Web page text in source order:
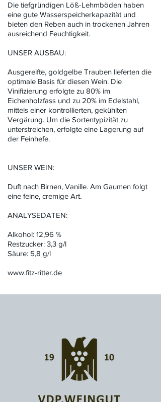
Die tiefgründigen Löß-Lehmböden haben
eine gute Wasserspeicherkapazität und
bieten den Reben auch in trockenen Jahren
ausreichend Feuchtigkeit.
UNSER AUSBAU:
Ausgereifte, goldgelbe Trauben lieferten die
optimale Basis für diesen Wein. Die
Vinifizierung erfolgte zu 80% im
Eichenholzfass und zu 20% im Edelstahl,
mittels einer kontrollierten, gekühlten
Vergärung. Um die Sortentypizität zu
unterstreichen, erfolgte eine Lagerung auf
der Feinhefe.
UNSER WEIN:
Duft nach Birnen, Vanille. Am Gaumen folgt
eine feine, cremige Art.
ANALYSEDATEN:
Alkohol: 12,96 %
Restzucker: 3,3 g/l
Säure: 5,8 g/l
www.fitz-ritter.de